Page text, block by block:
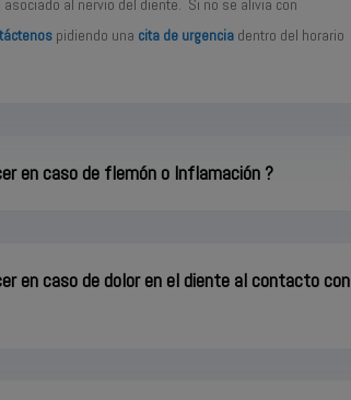
al nervio del diente. Si no se alivia con
pidiendo una cita de urgencia dentro del horario
en caso de flemón o Inflamación ?
en caso de dolor en el diente al contacto con